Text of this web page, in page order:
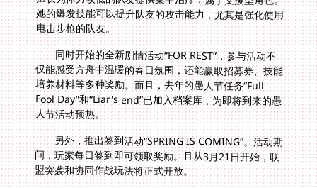
电击步枪的队友。
同时开始的全新剧情活动“FOR REST”，参与活动不
仅能感受方舟中温暖的春日氛围，还能赢取招募券、技能
培养材料等多种奖励。而且，去年的愚人节任务“Full
Fool Day”和“Liar's end”已加入档案库，为即将到来的愚
人节活动预热。
另外，推出签到活动“SPRING IS COMING”。活动期
间，玩家每日签到即可领取奖励。且从3月21日开始，联
盟突袭和协同作战玩法将正式开放。